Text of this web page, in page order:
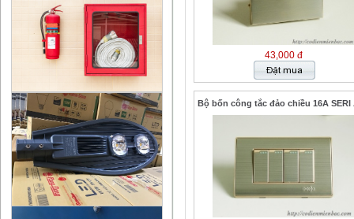
43,000 đ
Bộ bốn công tắc đảo chiều 16A SERI